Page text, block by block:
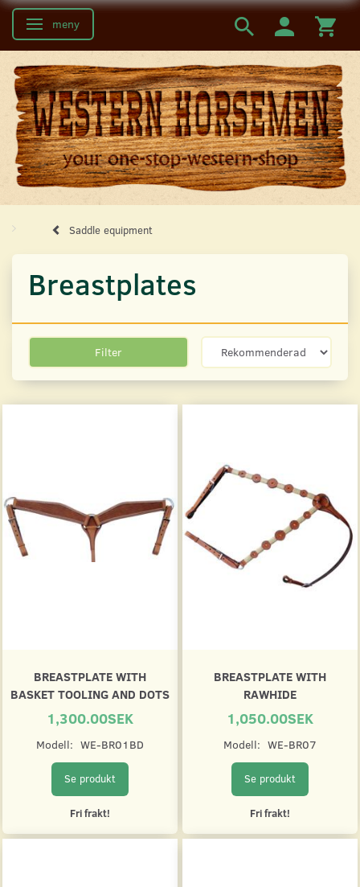
Ändra navigering
meny
Saddle equipment
Breastplates
Filter
BREASTPLATE WITH
BASKET TOOLING AND DOTS
1,300.00SEK
Modell: WE-BR01BD
Se produkt
Fri frakt!
BREASTPLATE WITH
RAWHIDE
1,050.00SEK
Modell: WE-BR07
Se produkt
Fri frakt!